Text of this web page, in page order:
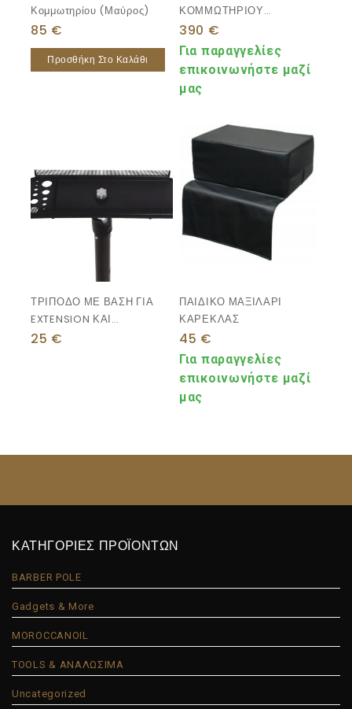
Κομμωτηρίου (μαύρος)
85 €
Προσθήκη Στο Καλάθι
ΚΟΜΜΩΤΗΡΙΟΥ
ΥΔΡΑΥΛΙΚΗ
ΠΕΡΙΣΤΡΕΦΟΜΕΝΗ
390 €
Για παραγγελίες
επικοινωνήστε μαζί
μας
ΤΡΙΠΟΔΟ ΜΕ ΒΑΣΗ ΓΙΑ
EXTENSION ΚΑΙ
ΕΡΓΑΛΕΙΑ
25 €
ΠΑΙΔΙΚΟ ΜΑΞΙΛΑΡΙ
ΚΑΡΕΚΛΑΣ
45 €
Για παραγγελίες
επικοινωνήστε μαζί
μας
ΚΑΤΗΓΟΡΙΕΣ ΠΡΟΪΟΝΤΩΝ
BARBER POLE
Gadgets & More
MOROCCANOIL
TOOLS & ΑΝΑΛΩΣΙΜΑ
Uncategorized